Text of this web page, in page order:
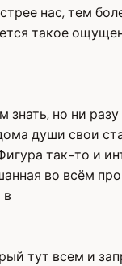
нас, тем
такое
но ни разу
души свои
так-то и
во всём
в
тут всем и